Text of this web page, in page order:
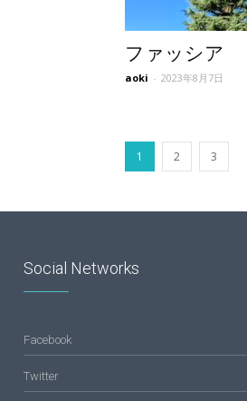
ファッシア
aoki - 2023年8月7日
1 2 3
Social Networks
Facebook
Twitter